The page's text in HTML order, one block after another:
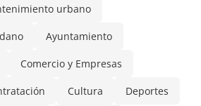
urbano
Ayuntamiento
Comercio y Empresas
Cultura Deportes